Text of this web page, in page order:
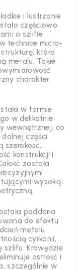
i lustrzanie
częściowo
o szlifie
technice micro-
która
metalu. Takie
charakter
w formie
w delikatnie
wewnętrznej, co
części
szerokość,
konstrukcji i
została
wysoką
poddana
do efektu
metalu
cyrkonii,
szlifu. Krawędzie
ostrość i
szczególnie w